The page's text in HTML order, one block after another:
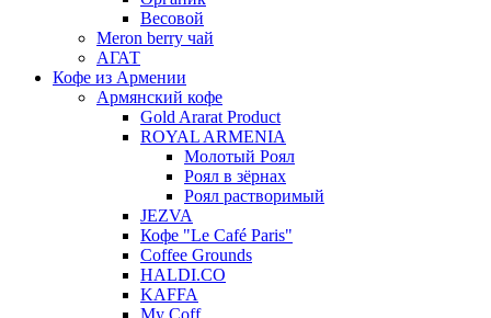
Весовой
Meron berry чай
АГАТ
Кофе из Армении
Армянский кофе
Gold Ararat Product
ROYAL ARMENIA
Молотый Роял
Роял в зёрнах
Роял растворимый
JEZVA
Кофе "Le Café Paris"
Coffee Grounds
HALDI.CO
KAFFA
My Coff